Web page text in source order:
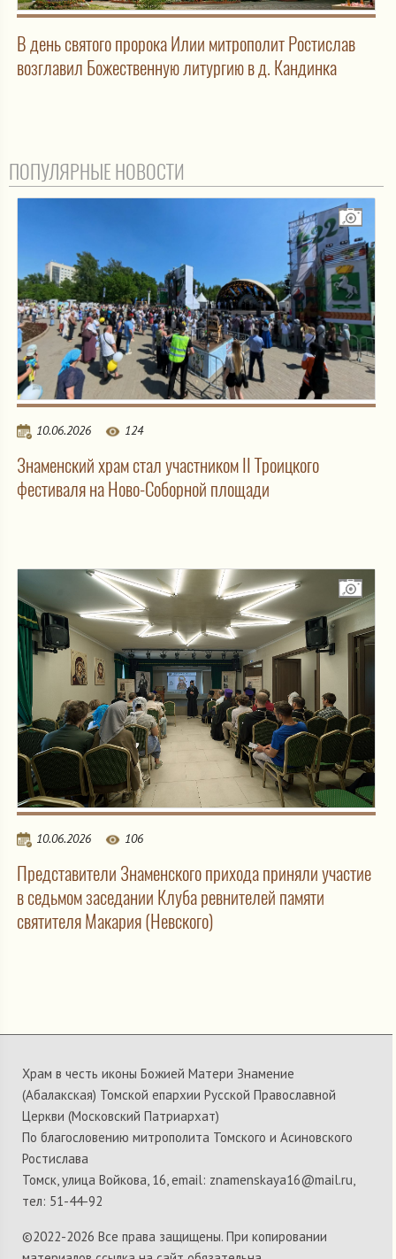
В день святого пророка Илии митрополит Ростислав
возглавил Божественную литургию в д. Кандинка
ПОПУЛЯРНЫЕ НОВОСТИ
10.06.2026 124
Знаменский храм стал участником II Троицкого
фестиваля на Ново-Соборной площади
10.06.2026 106
Представители Знаменского прихода приняли участие
в седьмом заседании Клуба ревнителей памяти
святителя Макария (Невского)
Храм в честь иконы Божией Матери Знамение
(Абалакская) Томской епархии Русской Православной
Церкви (Московский Патриархат)
По благословению митрополита Томского и Асиновского
Ростислава
Томск, улица Войкова, 16, email: znamenskaya16@mail.ru,
тел: 51-44-92
©2022-2026 Все права защищены. При копировании